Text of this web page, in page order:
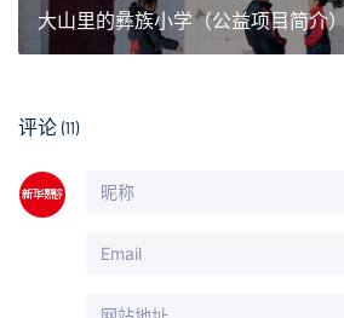
大山里的彝族小学（公益项目简介）
评论 (11)